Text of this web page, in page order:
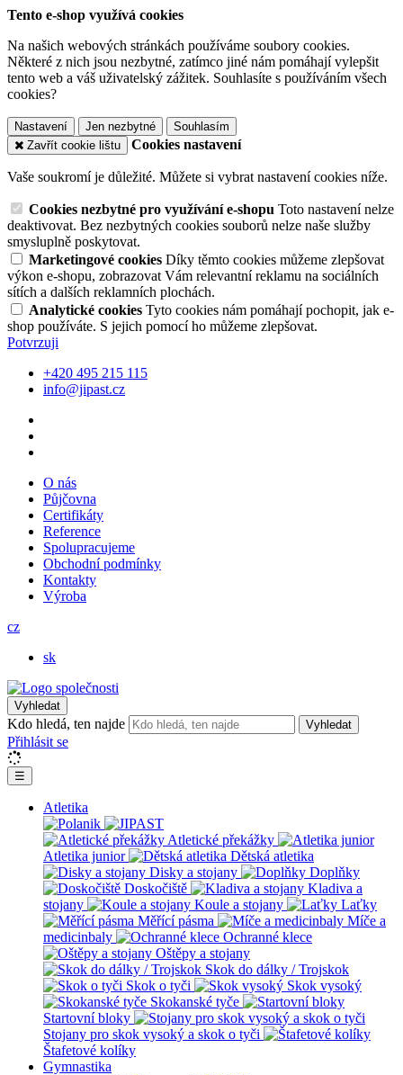
Tento e-shop využívá cookies
Na našich webových stránkách používáme soubory cookies.
Některé z nich jsou nezbytné, zatímco jiné nám pomáhají vylepšit
tento web a váš uživatelský zážitek. Souhlasíte s používáním všech
cookies?
Nastavení Jen nezbytné
Souhlasím
Zavřít cookie lištu
Cookies nastavení
Vaše soukromí je důležité. Můžete si vybrat nastavení cookies níže.
Cookies nezbytné pro využívání e-shopu Toto nastavení nelze
deaktivovat. Bez nezbytných cookies souborů nelze naše služby
smysluplně poskytovat.
Marketingové cookies Díky těmto cookies můžeme zlepšovat
výkon e-shopu, zobrazovat Vám relevantní reklamu na sociálních
sítích a dalších reklamních plochách.
Analytické cookies Tyto cookies nám pomáhají pochopit, jak e-
shop používáte. S jejich pomocí ho můžeme zlepšovat.
Potvrzuji
+420 495 215 115
info@jipast.cz
O nás
Půjčovna
Certifikáty
Reference
Spolupracujeme
Obchodní podmínky
Kontakty
Výroba
cz
sk
Vyhledat
Kdo hledá, ten najde Vyhledat
Přihlásit se
☰
Atletika
Atletické překážky
Atletika junior
Dětská atletika
Disky a stojany
Doplňky
Doskočiště
Kladiva a
stojany
Koule a stojany
Laťky
Měřící pásma
Míče a
medicinbaly
Ochranné klece
Oštěpy a stojany
Skok do dálky / Trojskok
Skok o tyči
Skok vysoký
Skokanské tyče
Startovní bloky
Stojany pro skok vysoký a skok o tyči
Štafetové kolíky
Gymnastika